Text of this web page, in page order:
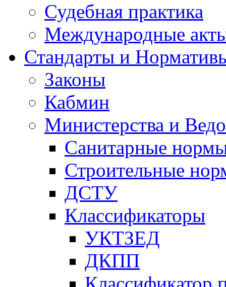
Судебная практика
Международные
Стандарты и
Законы
Кабмин
Министерства и
Санитарные
Строительные
ДСТУ
Классификаторы
УКТЗЕД
ДКПП